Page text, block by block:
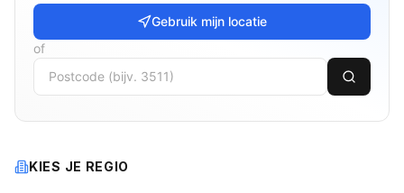
Gebruik mijn locatie
of
KIES JE REGIO